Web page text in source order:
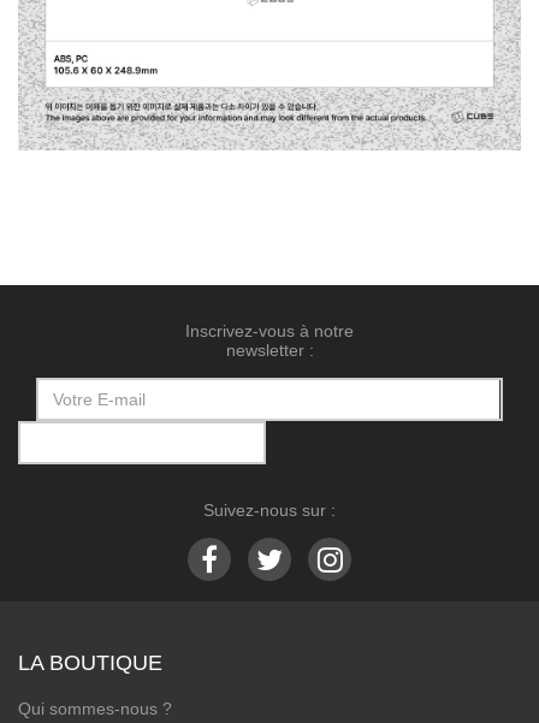
Inscrivez-vous à notre
newsletter :
Suivez-nous sur :
LA BOUTIQUE
Qui sommes-nous ?